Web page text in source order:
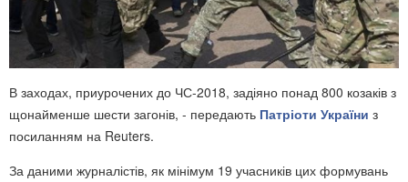
В заходах, приурочених до ЧС-2018, задіяно понад 800 козаків з
щонайменше шести загонів, - передають Патріоти України з
посиланням на Reuters.
За даними журналістів, як мінімум 19 учасників цих формувань